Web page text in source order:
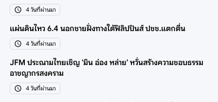
4 วันที่ผ่านมา
แผ่นดินไหว 6.4 นอกชายฝั่งทางใต้ฟิลิปปินส์ ปชช.แตกตื่น
4 วันที่ผ่านมา
JFM ประณามไทยเชิญ 'มิน อ่อง หล่าย' หวั่นสร้างความชอบธรรม
อาชญากรสงคราม
4 วันที่ผ่านมา